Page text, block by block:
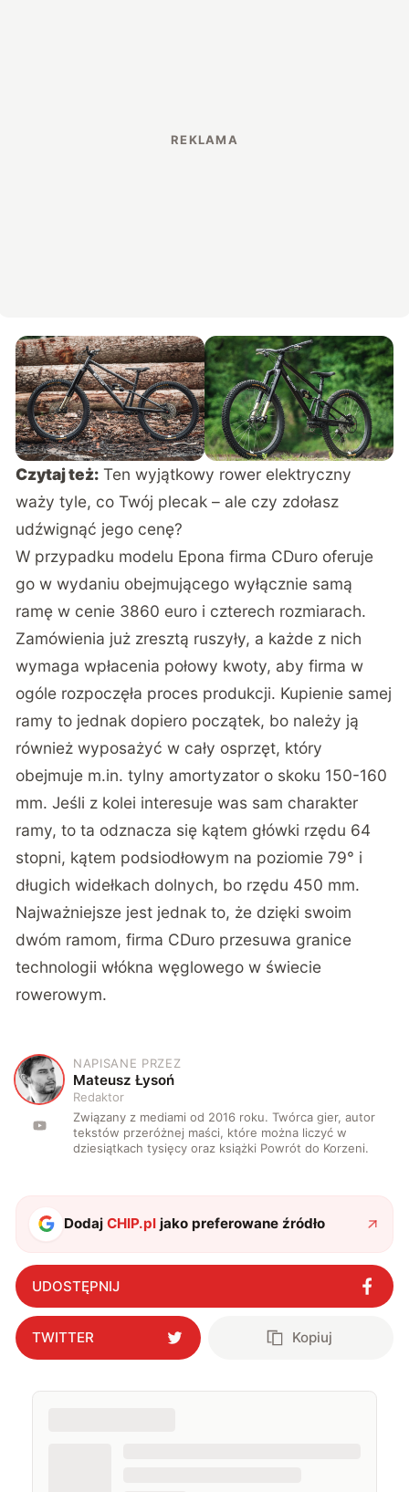
Czytaj też: Ten wyjątkowy rower elektryczny
waży tyle, co Twój plecak – ale czy zdołasz
udźwignąć jego cenę?
W przypadku modelu Epona firma CDuro oferuje
go w wydaniu obejmującego wyłącznie samą
ramę w cenie 3860 euro i czterech rozmiarach.
Zamówienia już zresztą ruszyły, a każde z nich
wymaga wpłacenia połowy kwoty, aby firma w
ogóle rozpoczęła proces produkcji. Kupienie samej
ramy to jednak dopiero początek, bo należy ją
również wyposażyć w cały osprzęt, który
obejmuje m.in. tylny amortyzator o skoku 150-160
mm. Jeśli z kolei interesuje was sam charakter
ramy, to ta odznacza się kątem główki rzędu 64
stopni, kątem podsiodłowym na poziomie 79° i
długich widełkach dolnych, bo rzędu 450 mm.
Najważniejsze jest jednak to, że dzięki swoim
dwóm ramom, firma CDuro przesuwa granice
technologii włókna węglowego w świecie
rowerowym.
M
NAPISANE PRZEZ
Mateusz Łysoń
Redaktor
Związany z mediami od 2016 roku. Twórca gier, autor
tekstów przeróżnej maści, które można liczyć w
dziesiątkach tysięcy oraz książki Powrót do Korzeni.
DodajCHIP.pl jako preferowane źródło
UDOSTĘPNIJ
TWITTER Kopiuj